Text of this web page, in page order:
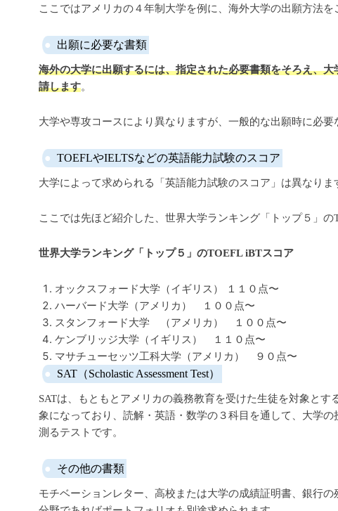
ここではアメリカの４年制大学を例に、海外大学の出願方法を
出願に必要な書類
海外の大学に出願するには、指定された必要書類をそろえ、
請します。
大学や専攻コースにより異なりますが、一般的な出願時に必要
TOEFLやIELTSなどの英語能力試験のスコア
大学によって求められる「英語能力試験のスコア」は異なりま
ここでは先ほど紹介した、世界大学ランキング「トップ５」の
世界大学ランキング「トップ５」のTOEFL iBTスコア
オックスフォード大学（イギリス） １１０点〜
ハーバード大学（アメリカ） １００点〜
スタンフォード大学 （アメリカ） １００点〜
ケンブリッジ大学（イギリス） １１０点〜
マサチューセッツ工科大学（アメリカ） ９０点〜
SAT（Scholastic Assessment Test）
SATは、もともとアメリカの義務教育を受けた生徒を対象とす
象になっており、読解・英語・数学の３科目を通して、大学
測るテストです。
その他の書類
モチベーションレター、高校または大学の成績証明書、銀行